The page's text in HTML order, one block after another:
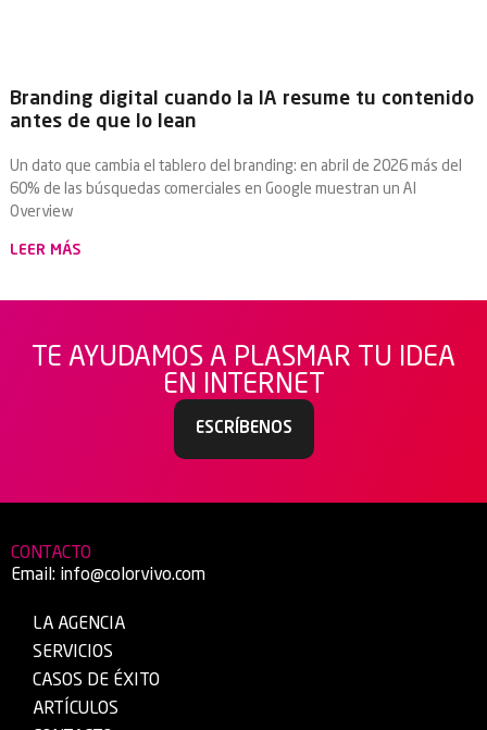
Branding digital cuando la IA resume tu contenido
antes de que lo lean
Un dato que cambia el tablero del branding: en abril de 2026 más del
60% de las búsquedas comerciales en Google muestran un AI
Overview
LEER MÁS
TE AYUDAMOS A PLASMAR TU IDEA
EN INTERNET
ESCRÍBENOS
CONTACTO
Email: info@colorvivo.com
LA AGENCIA
SERVICIOS
CASOS DE ÉXITO
ARTÍCULOS